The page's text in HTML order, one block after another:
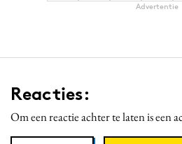
Advertentie
Reacties:
Om een reactie achter te laten is een